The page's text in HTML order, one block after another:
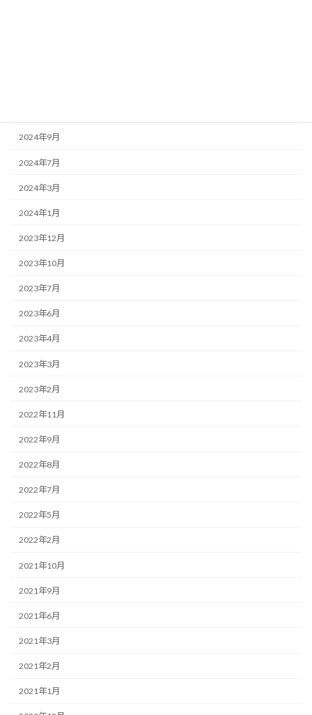
2024年9月
2024年7月
2024年3月
2024年1月
2023年12月
2023年10月
2023年7月
2023年6月
2023年4月
2023年3月
2023年2月
2022年11月
2022年9月
2022年8月
2022年7月
2022年5月
2022年2月
2021年10月
2021年9月
2021年6月
2021年3月
2021年2月
2021年1月